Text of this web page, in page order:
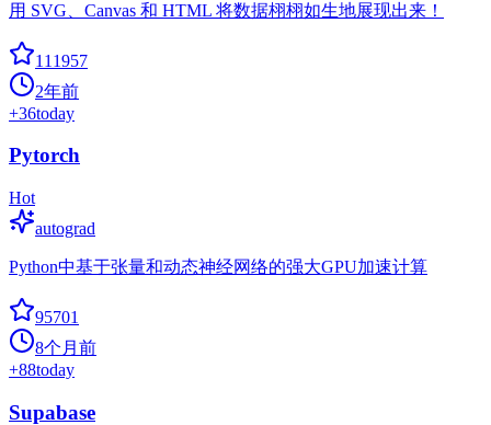
用 SVG、Canvas 和 HTML 将数据栩栩如生地展现出来！
111957
2年前
+36today
Pytorch
Hot
autograd
Python中基于张量和动态神经网络的强大GPU加速计算
95701
8个月前
+88today
Supabase